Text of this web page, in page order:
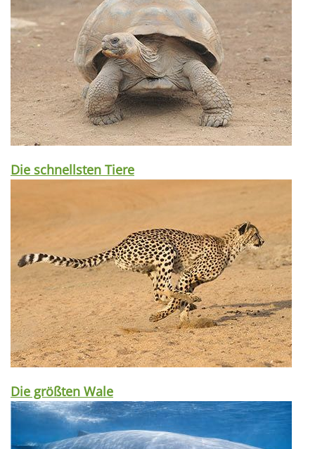
Die schnellsten Tiere
Die größten Wale